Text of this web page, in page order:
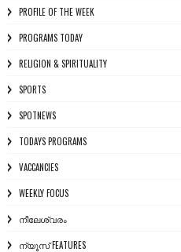
PROFILE OF THE WEEK
PROGRAMS TODAY
RELIGION & SPIRITUALITY
SPORTS
SPOTNEWS
TODAYS PROGRAMS
VACCANCIES
WEEKLY FOCUS
നീലേശ്വരം
ന്യൂസ് FEATURES